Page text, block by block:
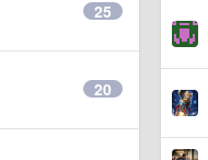
25
20